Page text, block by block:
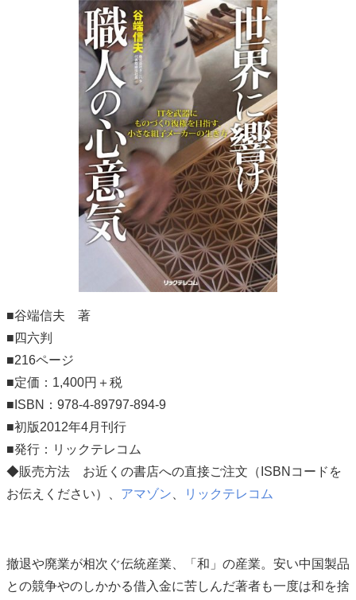
■谷端信夫 著
■四六判
■216ページ
■定価：1,400円＋税
■ISBN：978-4-89797-894-9
■初版2012年4月刊行
■発行：リックテレコム
◆販売方法 お近くの書店への直接ご注文（ISBNコードを
お伝えください）、 アマゾン リックテレコム
撤退や廃業が相次ぐ伝統産業、「和」の産業。安い中国製品
との競争やのしかかる借入金に苦しんだ著者も一度は和を捨